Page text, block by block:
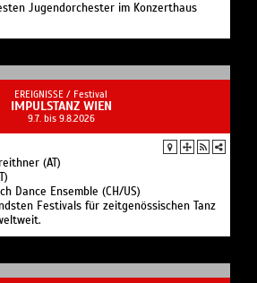
Jugendorchester im Konzerthaus
EREIGNISSE / Festival
IMPULSTANZ WIEN
9.7. bis 9.8.2026
(AT)
Dance Ensemble (CH/US)
Festivals für zeitgenössischen Tanz